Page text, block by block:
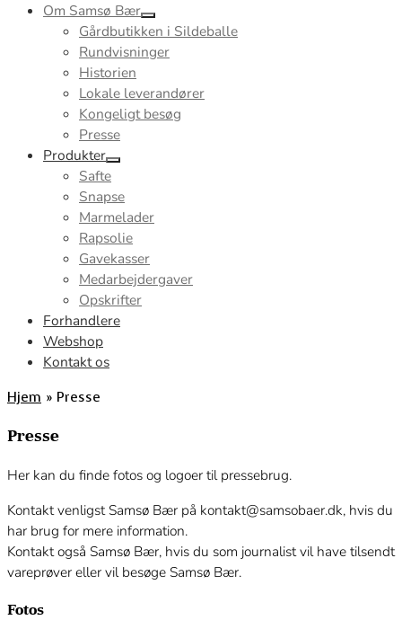
Om Samsø Bær
Gårdbutikken i Sildeballe
Rundvisninger
Historien
Lokale leverandører
Kongeligt besøg
Presse
Produkter
Safte
Snapse
Marmelader
Rapsolie
Gavekasser
Medarbejdergaver
Opskrifter
Forhandlere
Webshop
Kontakt os
Hjem » Presse
Presse
Her kan du finde fotos og logoer til pressebrug.
Kontakt venligst Samsø Bær på kontakt@samsobaer.dk, hvis du
har brug for mere information.
Kontakt også Samsø Bær, hvis du som journalist vil have tilsendt
vareprøver eller vil besøge Samsø Bær.
Fotos